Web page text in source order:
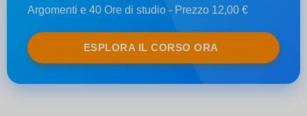
Argomenti e 40 Ore di studio - Prezzo 12,00 €
ESPLORA IL CORSO ORA